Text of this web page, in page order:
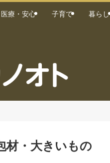
医療・安心 子育て 暮らし
材・大きいもの